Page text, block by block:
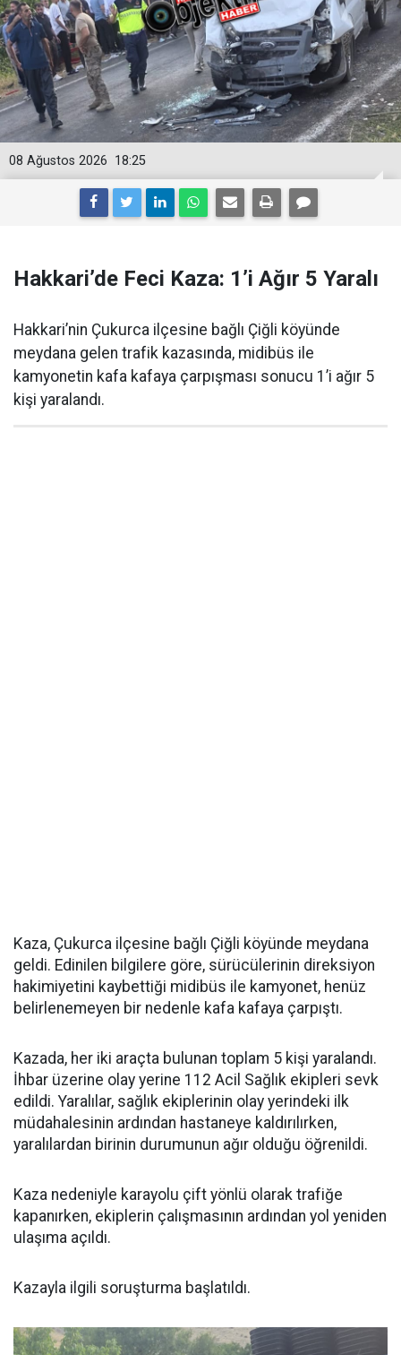
18:25
08 Ağustos 2026
Hakkari’de Feci Kaza: 1’i Ağır 5 Yaralı
Hakkari’nin Çukurca ilçesine bağlı Çiğli köyünde
meydana gelen trafik kazasında, midibüs ile
kamyonetin kafa kafaya çarpışması sonucu 1’i ağır 5
kişi yaralandı.
Kaza, Çukurca ilçesine bağlı Çiğli köyünde meydana
geldi. Edinilen bilgilere göre, sürücülerinin direksiyon
hakimiyetini kaybettiği midibüs ile kamyonet, henüz
belirlenemeyen bir nedenle kafa kafaya çarpıştı.
Kazada, her iki araçta bulunan toplam 5 kişi yaralandı.
İhbar üzerine olay yerine 112 Acil Sağlık ekipleri sevk
edildi. Yaralılar, sağlık ekiplerinin olay yerindeki ilk
müdahalesinin ardından hastaneye kaldırılırken,
yaralılardan birinin durumunun ağır olduğu öğrenildi.
Kaza nedeniyle karayolu çift yönlü olarak trafiğe
kapanırken, ekiplerin çalışmasının ardından yol yeniden
ulaşıma açıldı.
Kazayla ilgili soruşturma başlatıldı.